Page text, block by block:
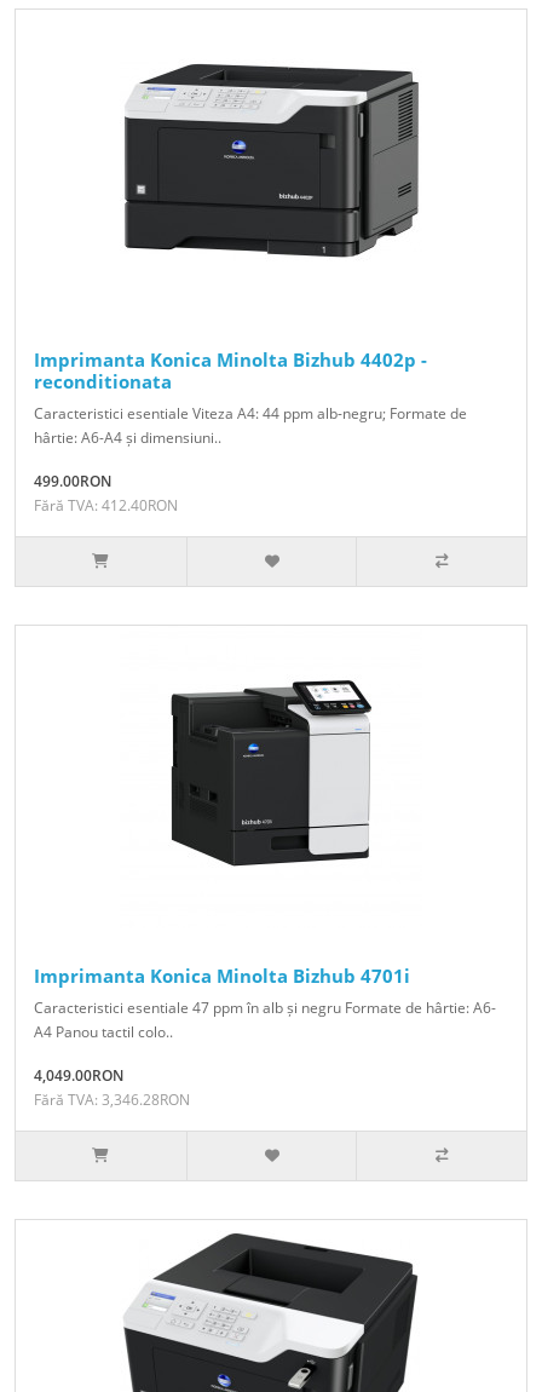
Imprimanta Konica Minolta Bizhub 4402p -
reconditionata
Caracteristici esentiale Viteza A4: 44 ppm alb-negru; Formate de
hârtie: A6-A4 și dimensiuni..
499.00RON
Fără TVA: 412.40RON
Imprimanta Konica Minolta Bizhub 4701i
Caracteristici esentiale 47 ppm în alb și negru Formate de hârtie: A6-
A4 Panou tactil colo..
4,049.00RON
Fără TVA: 3,346.28RON